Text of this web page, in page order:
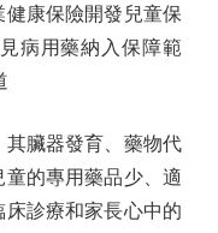
康保險開發兒童保
病用藥納入保障範
臟器發育、藥物代
的專用藥品少、適
診療和家長心中的